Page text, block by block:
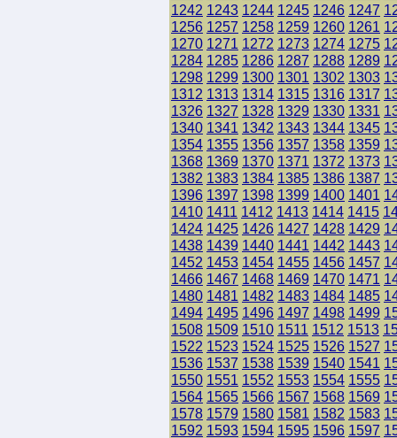
1242 1243 1244 1245 1246 1247
1256 1257 1258 1259 1260 1261
1270 1271 1272 1273 1274 1275
1284 1285 1286 1287 1288 1289
1298 1299 1300 1301 1302 1303
1312 1313 1314 1315 1316 1317
1326 1327 1328 1329 1330 1331
1340 1341 1342 1343 1344 1345
1354 1355 1356 1357 1358 1359
1368 1369 1370 1371 1372 1373
1382 1383 1384 1385 1386 1387
1396 1397 1398 1399 1400 1401
1410 1411 1412 1413 1414 1415
1424 1425 1426 1427 1428 1429
1438 1439 1440 1441 1442 1443
1452 1453 1454 1455 1456 1457
1466 1467 1468 1469 1470 1471
1480 1481 1482 1483 1484 1485
1494 1495 1496 1497 1498 1499
1508 1509 1510 1511 1512 1513
1522 1523 1524 1525 1526 1527
1536 1537 1538 1539 1540 1541
1550 1551 1552 1553 1554 1555
1564 1565 1566 1567 1568 1569
1578 1579 1580 1581 1582 1583
1592 1593 1594 1595 1596 1597